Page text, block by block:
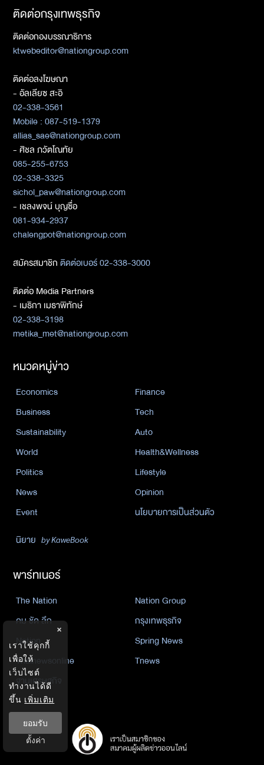
ติดต่อกรุงเทพธุรกิจ
ติดต่อกองบรรณาธิการ
ktwebeditor@nationgroup.com
ติดต่อลงโฆษณา
- อัลเลียซ สะอิ
02-338-3561
Mobile : 087-519-1379
allias_sae@nationgroup.com
- ศิชล ภวัตโณทัย
085-255-6753
02-338-3325
sichol_paw@nationgroup.com
- เชลงพจน์ บุญซื่อ
081-934-2937
chalengpot@nationgroup.com
สมัครสมาชิกติดต่อเบอร์ 02-338-3000
ติดต่อ Media Partners
- เมธิกา เมธาพิทักษ์
02-338-3198
metika_met@nationgroup.com
หมวดหมู่ข่าว
Economics
Finance
Business
Tech
Sustainability
Auto
World
Health&Wellness
Politics
Lifestyle
News
Opinion
Event
นโยบายการเป็นส่วนตัว
นิยาย by KaweBook
พาร์ทเนอร์
The Nation
Nation Group
คม ชัด ลึก
กรุงเทพธุรกิจ
Nation
Spring News
Thainewsonline
Tnews
ฐานเศรษฐกิจ
×
เราใช้คุกกี้
เพื่อให้
เว็บไซต์
ทำงานได้ดี
ขึ้น เพิ่มเติม
ยอมรับ
ตั้งค่า